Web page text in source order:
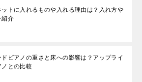
ットに入れるものや入れる理由は？入れ方や
紹介
ドピアノの重さと床への影響は？アップライ
ノとの比較